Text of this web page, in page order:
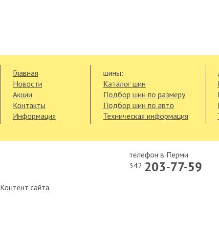
Главная
Новости
Акции
Контакты
Информация
шины:
Каталог шин
Подбор шин по размеру
Подбор шин по авто
Техническая информация
телефон в Перми
342 203-77-59
Контент сайта